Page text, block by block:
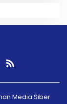
Media Siber